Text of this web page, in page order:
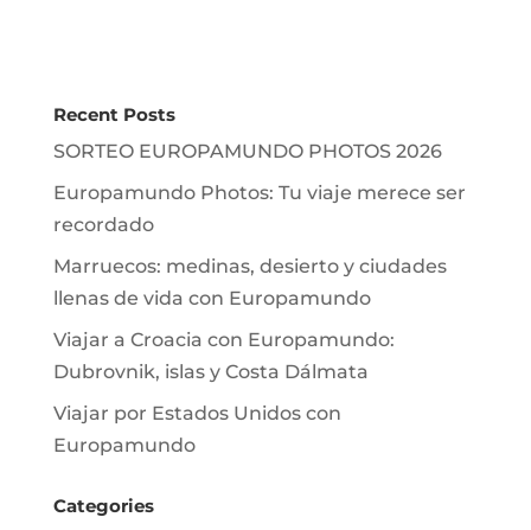
Recent Posts
SORTEO EUROPAMUNDO PHOTOS 2026
Europamundo Photos: Tu viaje merece ser
recordado
Marruecos: medinas, desierto y ciudades
llenas de vida con Europamundo
Viajar a Croacia con Europamundo:
Dubrovnik, islas y Costa Dálmata
Viajar por Estados Unidos con
Europamundo
Categories